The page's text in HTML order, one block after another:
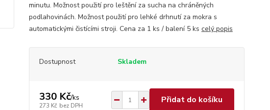
minutu. Možnost použití pro leštění za sucha na chráněných
podlahovinách. Možnost použití pro lehké drhnutí za mokra s
automatickými čistícími stroji. Cena za 1 ks / balení 5 ks celý popis
Dostupnost Skladem
330 Kč/ks
273 Kč bez DPH
Přidat do košíku